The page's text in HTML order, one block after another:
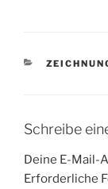
Schreibe
Deine E-Mail-
Erforderliche